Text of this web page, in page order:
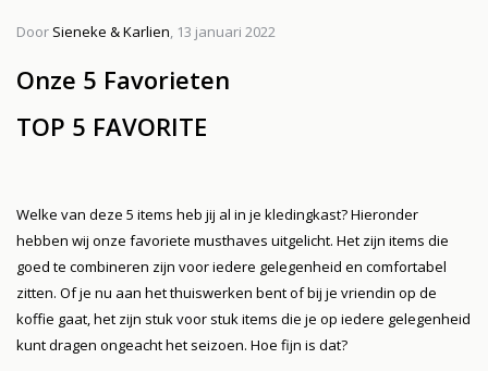
Door Sieneke & Karlien, 13 januari 2022
Onze 5 Favorieten
TOP 5 FAVORITE
Welke van deze 5 items heb jij al in je kledingkast? Hieronder
hebben wij onze favoriete musthaves uitgelicht. Het zijn items die
goed te combineren zijn voor iedere gelegenheid en comfortabel
zitten. Of je nu aan het thuiswerken bent of bij je vriendin op de
koffie gaat, het zijn stuk voor stuk items die je op iedere gelegenheid
kunt dragen ongeacht het seizoen. Hoe fijn is dat?